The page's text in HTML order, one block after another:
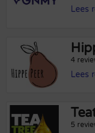
Lees
4
Lees
5